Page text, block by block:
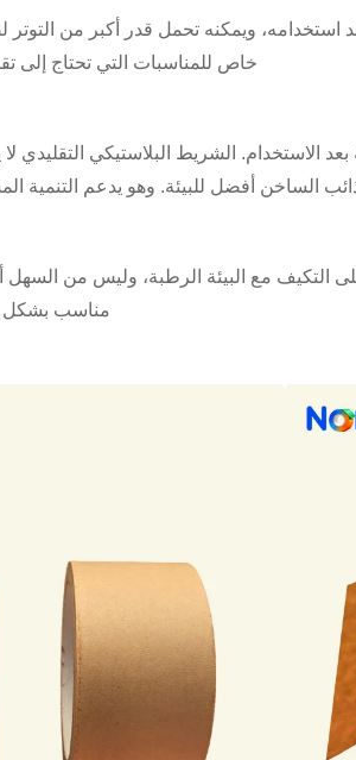
ويمكنه تحمل قدر أكبر من التوتر
خاص للمناسبات التي تحتاج إلى
الاستخدام. الشريط البلاستيكي
الساخن أفضل للبيئة. وهو يدعم التنمية
التكيف مع البيئة الرطبة، وليس من السهل
مناسب بشكل